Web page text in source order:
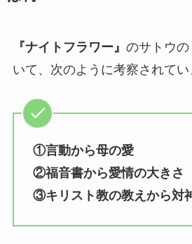
『ナイトフラワー』 のサトウの
いて、次のように考察されてい
①言動から母の愛
②福音書から愛情の大きさ
③キリスト教の教えから対